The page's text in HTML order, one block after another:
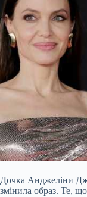
Дочка Анджеліни
змінила образ. Те, що